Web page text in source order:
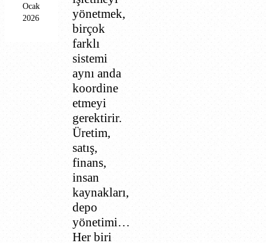
Ocak
2026
yönetmek,
birçok
farklı
sistemi
aynı anda
koordine
etmeyi
gerektirir.
Üretim,
satış,
finans,
insan
kaynakları,
depo
yönetimi…
Her biri